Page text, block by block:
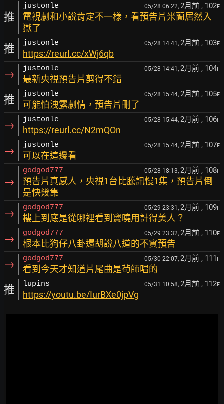
推
justonle 05/28 06:22, 2月前 , 102F
電視劇和小說肯定不一樣，看預告片米蘭居然入
獄了
推 justonle 05/28 14:41, 2月前 , 103F
https://reurl.cc/xWj6qb
→ justonle 05/28 14:41, 2月前 , 104F
最新央視預告片剪得不錯
推 justonle 05/28 15:44, 2月前 , 105F
可能怕洩露劇情，預告片刪了
→ justonle 05/28 15:44, 2月前 , 106F
https://reurl.cc/N2mQOn
→ justonle 05/28 15:44, 2月前 , 107F
可以在這邊看
→
godgod777 05/28 18:13, 2月前 , 108F
預告片真感人，央視1台比騰訊慢1集，預告片倒
是快幾集
→ godgod777 05/29 23:31, 2月前 , 109F
樓上到底是從哪裡看到竇曉用計得美人？
→ godgod777 05/29 23:32, 2月前 , 110F
根本比狗仔八卦還胡說八道的不實預告
→ godgod777 05/30 22:07, 2月前 , 111 F
看到今天才知道片尾曲是茍師唱的
推 lupins 05/31 10:58, 2月前 , 112F
https://youtu.be/IurBXe0jpVg